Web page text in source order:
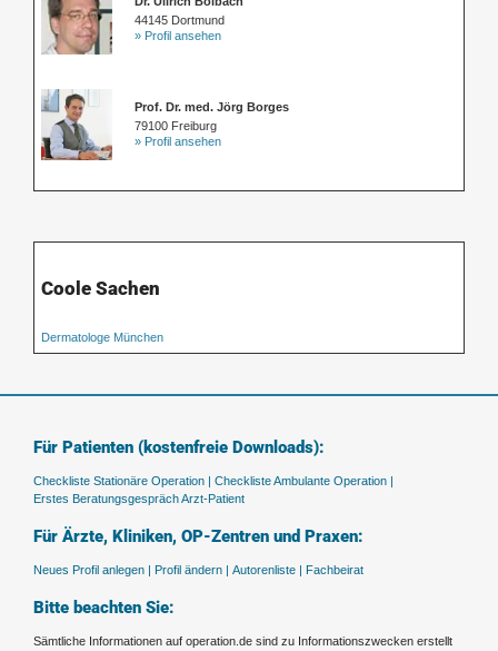
44145 Dortmund
» Profil ansehen
Prof. Dr. med. Jörg Borges
79100 Freiburg
» Profil ansehen
Coole Sachen
Dermatologe München
Für Patienten (kostenfreie Downloads):
Checkliste Stationäre Operation | Checkliste Ambulante Operation |
Erstes Beratungsgespräch Arzt-Patient
Für Ärzte, Kliniken, OP-Zentren und Praxen:
Neues Profil anlegen | Profil ändern | Autorenliste | Fachbeirat
Bitte beachten Sie:
Sämtliche Informationen auf operation.de sind zu Informationszwecken erstellt